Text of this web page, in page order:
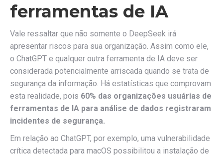
ferramentas de IA
Vale ressaltar que não somente o DeepSeek irá
apresentar riscos para sua organização. Assim como ele,
o ChatGPT e qualquer outra ferramenta de IA deve ser
considerada potencialmente arriscada quando se trata de
segurança da informação. Há estatísticas que comprovam
esta realidade, pois 60% das organizações usuárias de
ferramentas de IA para análise de dados registraram
incidentes de segurança.
Em relação ao ChatGPT, por exemplo, uma vulnerabilidade
crítica detectada para macOS possibilitou a instalação de